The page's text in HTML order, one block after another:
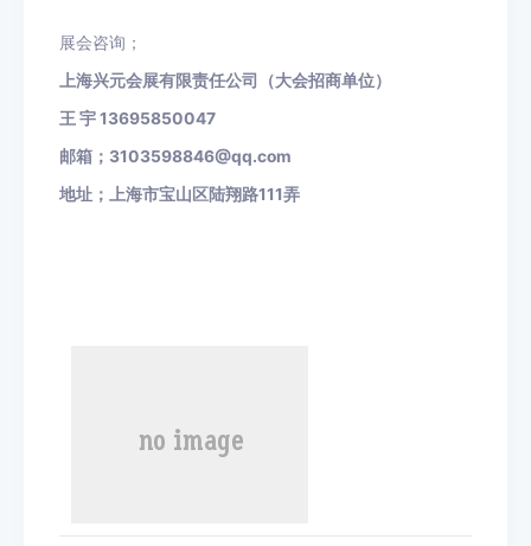
展会咨询；
上海兴元会展有限责任公司（大会招商单位）
王宇13695850047
邮箱； 3103598846@qq.com
地址；上海市宝山区陆翔路111弄